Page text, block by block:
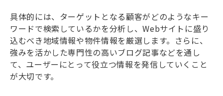
具体的には、ターゲットとなる顧客がどのようなキー
ワードで検索しているかを分析し、Webサイトに盛り
込むべき地域情報や物件情報を厳選します。さらに、
強みを活かした専門性の高いブログ記事などを通し
て、ユーザーにとって役立つ情報を発信していくこと
が大切です。